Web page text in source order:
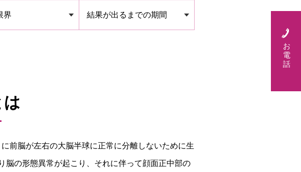
界 結果が出るまでの期間
は
前脳が左右の大脳半球に正常に分離しないために生
脳の形態異常が起こり、それに伴って顔面正中部の
お
電
話